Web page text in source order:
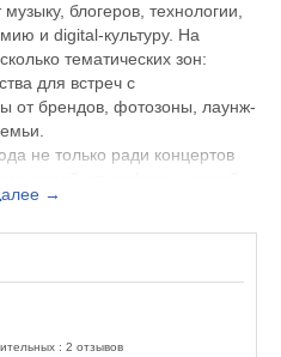
блогеров, технологии,
и digital-культуру. На
тематических зон:
для встреч с
от брендов, фотозоны, лаунж-
не только ради концертов
отмечают, что VK Fest в
играет музыка, проходят шоу,
для детей и комфортные
→
: 2 отзывов